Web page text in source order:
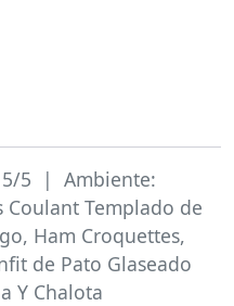
5 | Ambiente:
Templado de
Ham Croquettes,
de Pato Glaseado
Y Chalota